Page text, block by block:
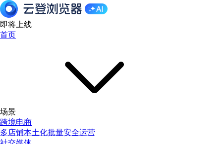
即将上线
首页
场景
跨境电商
多店铺本土化批量安全运营